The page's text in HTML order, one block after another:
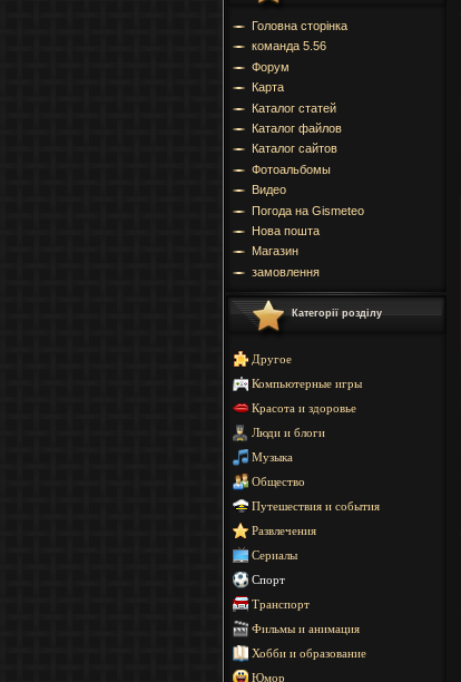
Головна сторінка
команда 5.56
Форум
Карта
Каталог статей
Каталог файлов
Каталог сайтов
Фотоальбомы
Видео
Погода на Gismeteo
Нова пошта
Магазин
замовлення
Категорії розділу
Другое
Компьютерные игры
Красота и здоровье
Люди и блоги
Музыка
Общество
Путешествия и события
Развлечения
Сериалы
Спорт
Транспорт
Фильмы и анимация
Хобби и образование
Юмор